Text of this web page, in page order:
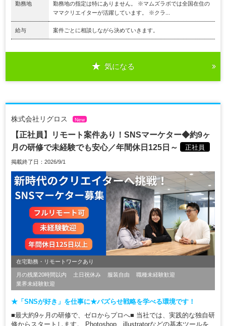
勤務地
勤務地の指定は特にありません。 ※マムズラボでは全国在住の
ママクリエイターが活躍しています。 ※クラ...
給与 案件ごとに相談しながら決めていきます。
気になる
株式会社リグロス New
【正社員】リモート案件あり！SNSマーケター◆約9ヶ
月の研修で未経験でも安心／年間休日125日～
正社員
掲載終了日：2026/9/1
在宅勤務・リモートワークあり
月の残業20時間以内 土日祝休み 服装自由
職種未経験歓迎
業界未経験歓迎
★「SNSが好き」を仕事に★バズらせ戦略を学べる環境です！
■最大約9ヶ月の研修で、ゼロからプロへ■ 当社では、実践的な独自研
修からスタートします。 Photoshop、illustratorなどの基本ツールを